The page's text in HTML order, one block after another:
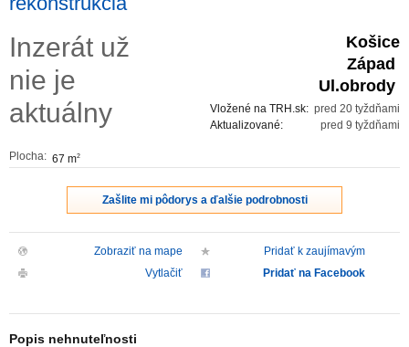
REKLAMA
PARTNERI
OBCHODNÉ PODMIENKY
PRIPOMIENKY
Inzerát už
nie je
aktuálny
Plocha: 67 m2
Košice
Západ
Ul.obrody
pred 20 tyždňami
Vložené na TRH.sk:
pred 9 tyždňami
Aktualizované:
Zašlite mi pôdorys a ďalšie podrobnosti
Zobraziť na mape
Pridať k zaujímavým
Vytlačiť
Pridať na Facebook
Popis nehnuteľnosti